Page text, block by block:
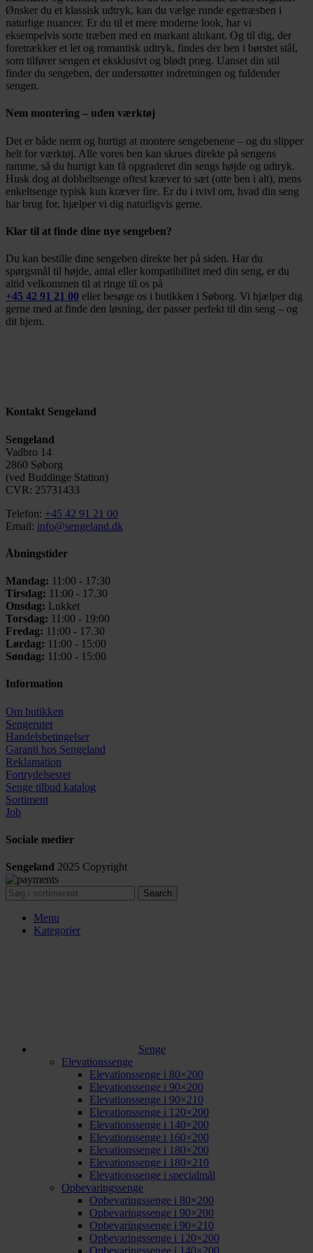
Ønsker du et klassisk udtryk, kan du vælge runde egetræsben i
naturlige nuancer. Er du til et mere moderne look, har vi
eksempelvis sorte træben med en markant alukant. Og til dig, der
foretrækker et let og romantisk udtryk, findes der ben i børstet stål,
som tilfører sengen et eksklusivt og blødt præg. Uanset din stil
finder du sengeben, der understøtter indretningen og fuldender
sengen.
Nem montering – uden værktøj
Det er både nemt og hurtigt at montere sengebenene – og du slipper
helt for værktøj. Alle vores ben kan skrues direkte på sengens
ramme, så du hurtigt kan få opgraderet din sengs højde og udtryk.
Husk dog at dobbeltsenge oftest kræver to sæt (otte ben i alt), mens
enkeltsenge typisk kun kræver fire. Er du i tvivl om, hvad din seng
har brug for, hjælper vi dig naturligvis gerne.
Klar til at finde dine nye sengeben?
Du kan bestille dine sengeben direkte her på siden. Har du
spørgsmål til højde, antal eller kompatibilitet med din seng, er du
altid velkommen til at ringe til os på
+45 42 91 21 00 eller besøge os i butikken i Søborg. Vi hjælper dig
gerne med at finde den løsning, der passer perfekt til din seng – og
dit hjem.
Kontakt Sengeland
Sengeland
Vadbro 14
2860 Søborg
(ved Buddinge Station)
CVR: 25731433
Telefon: +45 42 91 21 00
Email: info@sengeland.dk
Åbningstider
Mandag: 11:00 - 17:30
Tirsdag: 11:00 - 17.30
Onsdag: Lukket
Torsdag: 11:00 - 19:00
Fredag: 11:00 - 17.30
Lørdag: 11:00 - 15:00
Søndag: 11:00 - 15:00
Information
Om butikken
Sengeruter
Handelsbetingelser
Garanti hos Sengeland
Reklamation
Fortrydelsesret
Senge tilbud katalog
Sortiment
Job
Sociale medier
Sengeland 2025 Copyright
Search
Menu
Kategorier
Senge
Elevationssenge
Elevationssenge i 80×200
Elevationssenge i 90×200
Elevationssenge i 90×210
Elevationssenge i 120×200
Elevationssenge i 140×200
Elevationssenge i 160×200
Elevationssenge i 180×200
Elevationssenge i 180×210
Elevationssenge i specialmål
Opbevaringssenge
Opbevaringssenge i 80×200
Opbevaringssenge i 90×200
Opbevaringssenge i 90×210
Opbevaringssenge i 120×200